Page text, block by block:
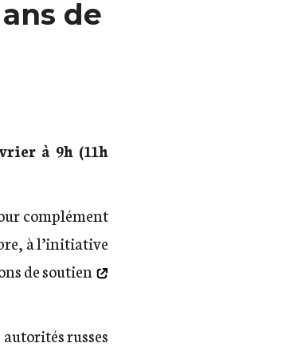
de
à 9h (11h
complément
à l’initiative
de soutien
russes